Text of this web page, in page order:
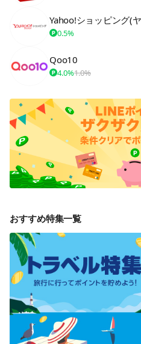
0.5%
Qoo10
4.0%1.0%
おすすめ特集一覧